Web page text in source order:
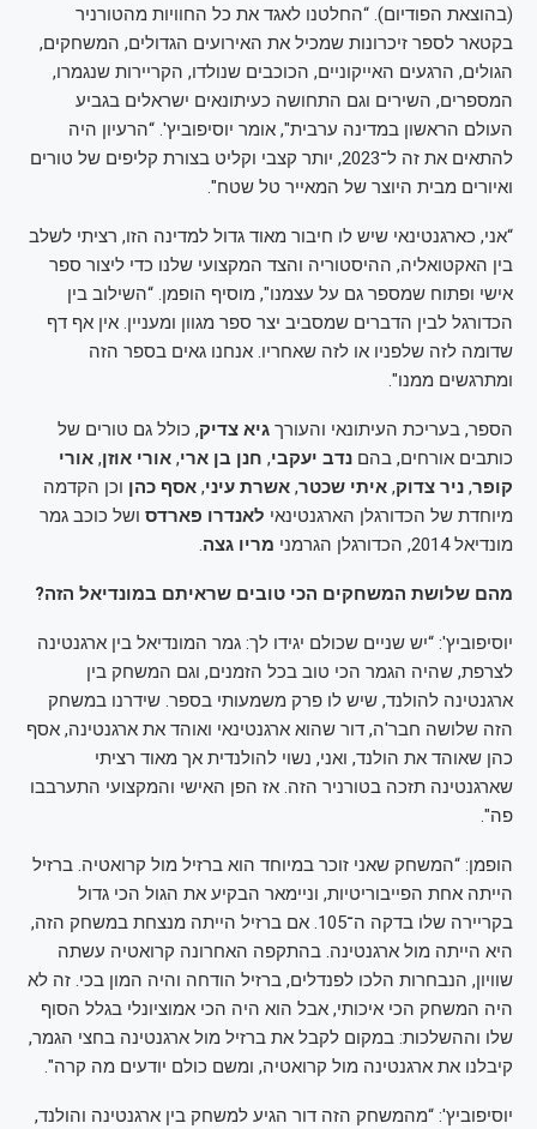
(בהוצאת הפודיום). “החלטנו לאגד את כל החוויות מהטורניר
בקטאר לספר זיכרונות שמכיל את האירועים הגדולים, המשחקים,
הגולים, הרגעים האייקוניים, הכוכבים שנולדו, הקריירות שנגמרו,
המספרים, השירים וגם התחושה כעיתונאים ישראלים בגביע
העולם הראשון במדינה ערבית", אומר יוסיפוביץ'. “הרעיון היה
להתאים את זה ל־2023, יותר קצבי וקליט בצורת קליפים של טורים
ואיורים מבית היוצר של המאייר טל שטח".
“אני, כארגנטינאי שיש לו חיבור מאוד גדול למדינה הזו, רציתי לשלב
בין האקטואליה, ההיסטוריה והצד המקצועי שלנו כדי ליצור ספר
אישי ופתוח שמספר גם על עצמנו", מוסיף הופמן. “השילוב בין
הכדורגל לבין הדברים שמסביב יצר ספר מגוון ומעניין. אין אף דף
שדומה לזה שלפניו או לזה שאחריו. אנחנו גאים בספר הזה
ומתרגשים ממנו".
הספר, בעריכת העיתונאי והעורך גיא צדיק, כולל גם טורים של
כותבים אורחים, בהם נדב יעקבי, חנן בן ארי, אורי אוזן, אורי
קופר, ניר צדוק, איתי שכטר, אשרת עיני, אסף כהן וכן הקדמה
מיוחדת של הכדורגלן הארגנטינאי לאנדרו פארדס ושל כוכב גמר
מונדיאל 2014, הכדורגלן הגרמני
מריו גצה.
מהם שלושת המשחקים הכי טובים שראיתם במונדיאל הזה?
יוסיפוביץ': “יש שניים שכולם יגידו לך: גמר המונדיאל בין ארגנטינה
לצרפת, שהיה הגמר הכי טוב בכל הזמנים, וגם המשחק בין
ארגנטינה להולנד, שיש לו פרק משמעותי בספר. שידרנו במשחק
הזה שלושה חבר'ה, דור שהוא ארגנטינאי ואוהד את ארגנטינה, אסף
כהן שאוהד את הולנד, ואני, נשוי להולנדית אך מאוד רציתי
שארגנטינה תזכה בטורניר הזה. אז הפן האישי והמקצועי התערבבו
פה".
הופמן: “המשחק שאני זוכר במיוחד הוא ברזיל מול קרואטיה. ברזיל
הייתה אחת הפייבוריטיות, וניימאר הבקיע את הגול הכי גדול
בקריירה שלו בדקה ה־105. אם ברזיל הייתה מנצחת במשחק הזה,
היא הייתה מול ארגנטינה. בהתקפה האחרונה קרואטיה עשתה
שוויון, הנבחרות הלכו לפנדלים, ברזיל הודחה והיה המון בכי. זה לא
היה המשחק הכי איכותי, אבל הוא היה הכי אמוציונלי בגלל הסוף
שלו וההשלכות: במקום לקבל את ברזיל מול ארגנטינה בחצי הגמר,
קיבלנו את ארגנטינה מול קרואטיה, ומשם כולם יודעים מה קרה".
יוסיפוביץ': “מהמשחק הזה דור הגיע למשחק בין ארגנטינה והולנד,